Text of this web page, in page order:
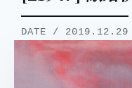
DATE / 2019.12.29